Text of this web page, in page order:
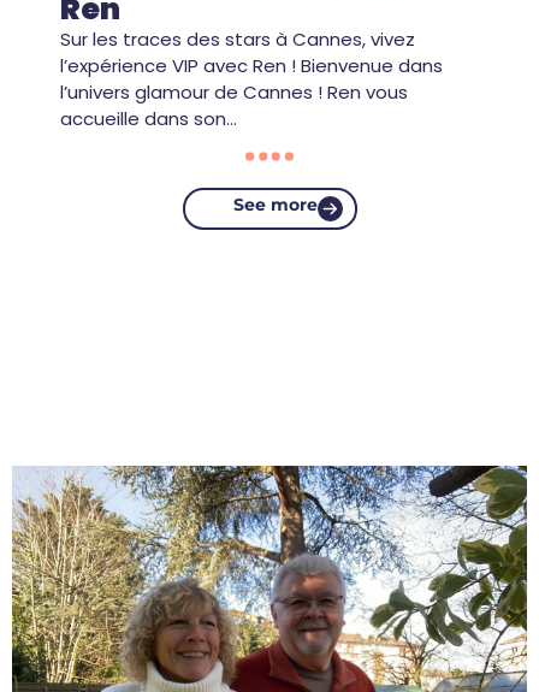
Ren
Sur les traces des stars à Cannes, vivez
l’expérience VIP avec Ren ! Bienvenue dans
l’univers glamour de Cannes ! Ren vous
accueille dans son…
See more